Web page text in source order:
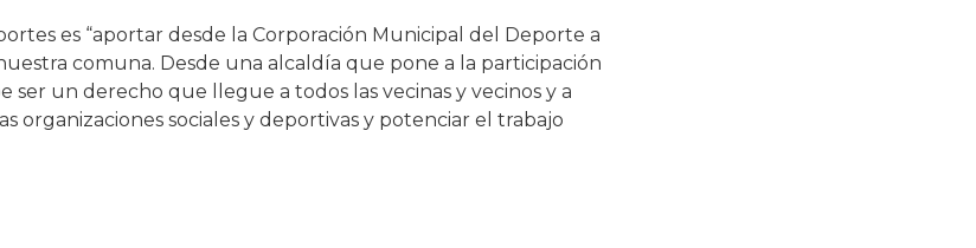
es “aportar desde la Corporación Municipal del Deporte a
comuna. Desde una alcaldía que pone a la participación
un derecho que llegue a todos las vecinas y vecinos y a
organizaciones sociales y deportivas y potenciar el trabajo